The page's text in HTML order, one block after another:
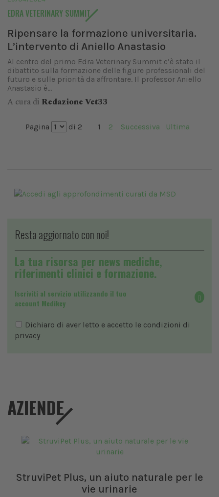
EDRA VETERINARY SUMMIT
Ripensare la formazione universitaria.
L’intervento di Aniello Anastasio
Al centro del primo Edra Veterinary Summit c’è stato il
dibattito sulla formazione delle figure professionali del
futuro e sulle priorità da affrontare. Il professor Aniello
Anastasio è...
A cura di Redazione Vet33
Pagina di 2 1 2 Successiva Ultima
Resta aggiornato con noi!
La tua risorsa per news mediche,
riferimenti clinici e formazione.
Iscriviti al servizio utilizzando il tuo
account Medikey
Dichiaro di aver letto e accetto le condizioni di
privacy
AZIENDE
StruviPet Plus, un aiuto naturale per le
vie urinarie